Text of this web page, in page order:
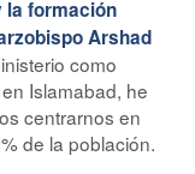
la formación
Arshad
como
Islamabad, he
centrarnos en
de la población.